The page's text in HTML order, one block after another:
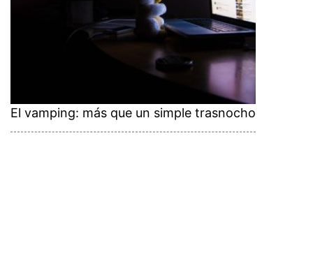
El vamping: más que un simple trasnocho